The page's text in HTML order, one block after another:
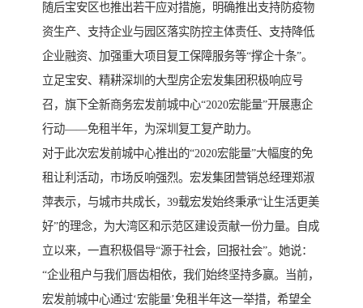
随后宝安区也推出若干应对措施，明确推出支持防疫物
资生产、支持企业与园区落实防控主体责任、支持降低
企业融资、加强重大项目复工保障服务等“撑企十条”。
立足宝安、精耕深圳的大型房企宏发集团积极响应号
召，旗下全新商务宏发前城中心“2020宏能量”开展惠企
行动——免租半年，为深圳复工复产助力。
对于此次宏发前城中心推出的“2020宏能量”大幅度的免
租让利活动，市场反响强烈。宏发集团营销总经理郑淑
萍表示，与城市共成长，39载宏发始终秉承“让生活更美
好”的理念，为大湾区和示范区建设贡献一份力量。自成
立以来，一直积极倡导“源于社会，回报社会”。她说：
“企业租户与我们唇齿相依，我们始终坚持多赢。当前，
宏发前城中心通过‘宏能量’免租半年这一举措，希望全